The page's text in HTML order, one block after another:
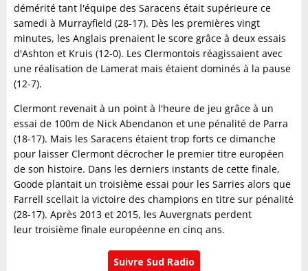
démérité tant l'équipe des Saracens était supérieure ce
samedi à Murrayfield (28-17). Dès les premières vingt
minutes, les Anglais prenaient le score grâce à deux essais
d'Ashton et Kruis (12-0). Les Clermontois réagissaient avec
une réalisation de Lamerat mais étaient dominés à la pause
(12-7).
Clermont revenait à un point à l'heure de jeu grâce à un
essai de 100m de Nick Abendanon et une pénalité de Parra
(18-17). Mais les Saracens étaient trop forts ce dimanche
pour laisser Clermont décrocher le premier titre européen
de son histoire. Dans les derniers instants de cette finale,
Goode plantait un troisième essai pour les Sarries alors que
Farrell scellait la victoire des champions en titre sur pénalité
(28-17). Après 2013 et 2015, les Auvergnats perdent
leur troisième finale européenne en cinq ans.
Suivre Sud Radio